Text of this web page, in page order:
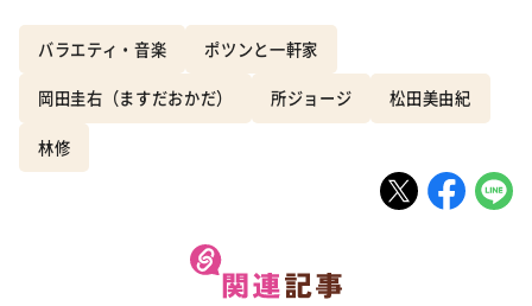
バラエティ・音楽 ポツンと一軒家
岡田圭右（ますだおかだ） 所ジョージ 松田美由紀
林修